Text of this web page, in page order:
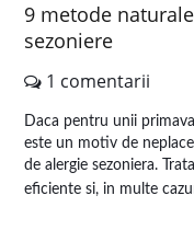
9 metode
sezoniere
1 comentarii
Daca pentru unii
este un motiv de
de alergie sezoniera.
eficiente si, in multe